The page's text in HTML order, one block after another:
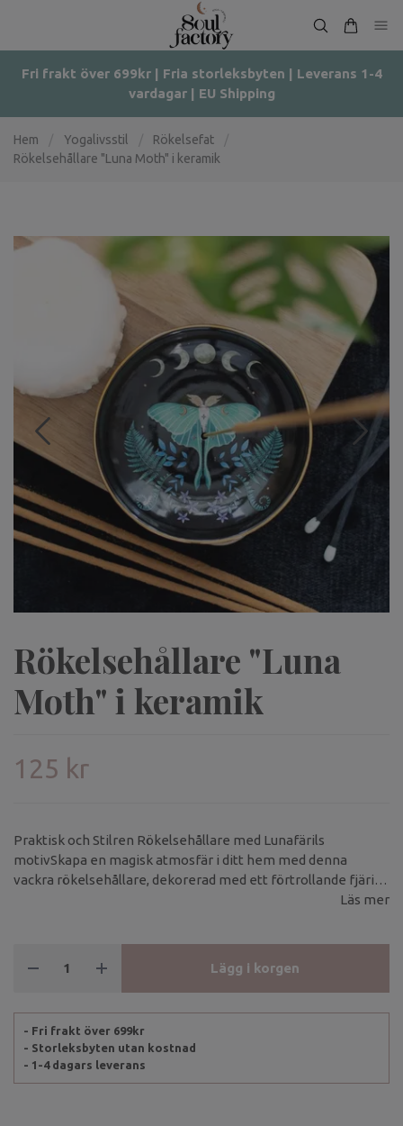
Fri frakt över 699kr | Fria storleksbyten | Leverans 1-4
vardagar | EU Shipping
Hem Yogalivsstil Rökelsefat
Rökelsehållare "Luna Moth" i keramik
Rökelsehållare "Luna
Moth" i keramik
125 kr
Praktisk och Stilren Rökelsehållare med Lunafärils
motivSkapa en magisk atmosfär i ditt hem med denna
vackra rökelsehållare, dekorerad med ett förtrollande fjäril
(luna) motiv och månens faser. Hållaren är designad för att
Läs mer
Lägg i korgen
- Fri frakt över 699kr
- Storleksbyten utan kostnad
- 1-4 dagars leverans